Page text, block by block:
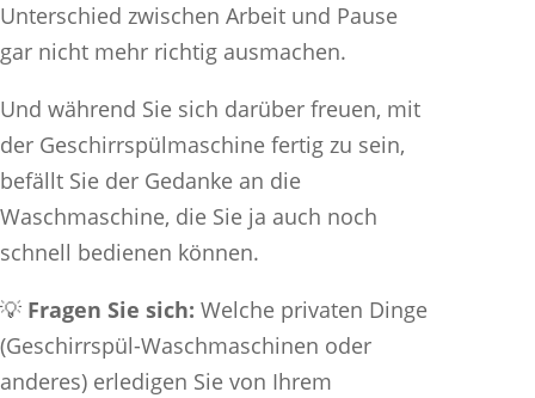
Unterschied zwischen Arbeit und Pause
gar nicht mehr richtig ausmachen.
Und während Sie sich darüber freuen, mit
der Geschirrspülmaschine fertig zu sein,
befällt Sie der Gedanke an die
Waschmaschine, die Sie ja auch noch
schnell bedienen können.
💡 Fragen Sie sich: Welche privaten Dinge
(Geschirrspül-Waschmaschinen oder
anderes) erledigen Sie von Ihrem